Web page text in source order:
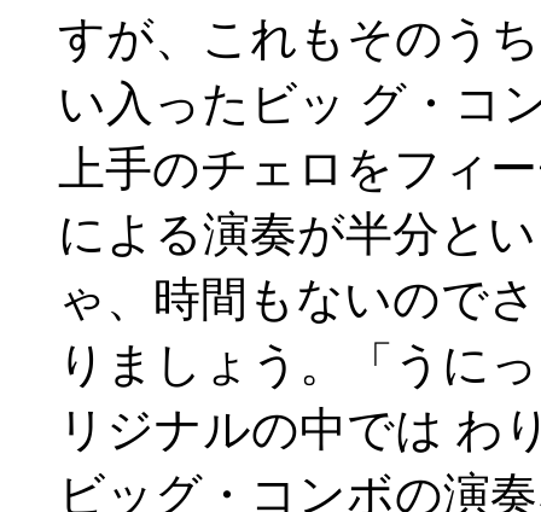
すが、これもそのう
い入ったビッ グ・コ
上手のチェロをフィ
による演奏が半分と
ゃ、時間もないので
りましょう。「うに
リジナルの中では わ
ビッグ・コンボの演